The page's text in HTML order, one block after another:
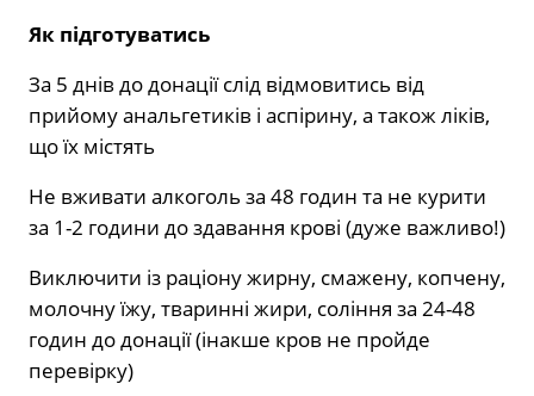
Як підготуватись
За 5 днів до донації слід відмовитись від
прийому анальгетиків і аспірину, а також ліків,
що їх містять
Не вживати алкоголь за 48 годин та не курити
за 1-2 години до здавання крові (дуже важливо!)
Виключити із раціону жирну, смажену, копчену,
молочну їжу, тваринні жири, соління за 24-48
годин до донації (інакше кров не пройде
перевірку)